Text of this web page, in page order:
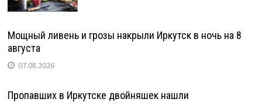
Мощный ливень и грозы накрыли Иркутск в ночь на 8
августа
07.08.2026
Пропавших в Иркутске двойняшек нашли